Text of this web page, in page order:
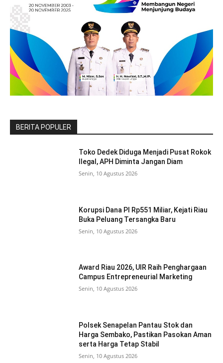
BERITA POPULER
Toko Dedek Diduga Menjadi Pusat Rokok
Ilegal, APH Diminta Jangan Diam
Senin, 10 Agustus 2026
Korupsi Dana PI Rp551 Miliar, Kejati Riau
Buka Peluang Tersangka Baru
Senin, 10 Agustus 2026
Award Riau 2026, UIR Raih Penghargaan
Campus Entrepreneurial Marketing
Senin, 10 Agustus 2026
Polsek Senapelan Pantau Stok dan
Harga Sembako, Pastikan Pasokan Aman
serta Harga Tetap Stabil
Senin, 10 Agustus 2026